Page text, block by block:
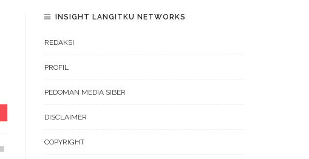
INSIGHT LANGITKU NETWORKS
REDAKSI
PROFIL
PEDOMAN MEDIA SIBER
DISCLAIMER
COPYRIGHT